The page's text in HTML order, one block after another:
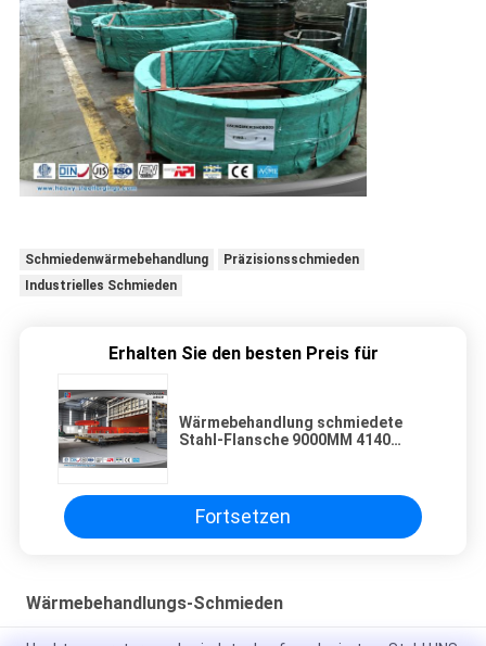
Schmiedenwärmebehandlung
Präzisionsschmieden
Industrielles Schmieden
Erhalten Sie den besten Preis für
Wärmebehandlung schmiedete
Stahl-Flansche 9000MM 4140
Fortsetzen
Wärmebehandlungs-Schmieden